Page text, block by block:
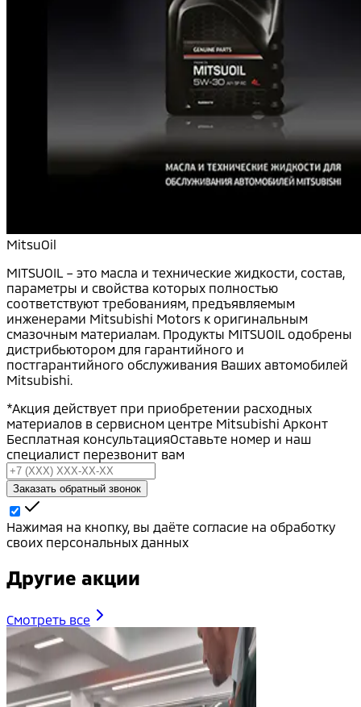
MitsuOil
MITSUOIL – это масла и технические жидкости, состав,
параметры и свойства которых полностью
соответствуют требованиям, предъявляемым
инженерами Mitsubishi Motors к оригинальным
смазочным материалам. Продукты MITSUOIL одобрены
дистрибьютором для гарантийного и
постгарантийного обслуживания Ваших автомобилей
Mitsubishi.
*Акция действует при приобретении расходных
материалов в сервисном центре Mitsubishi Арконт
Бесплатная консультацияОставьте номер и наш
специалист перезвонит вам
Заказать обратный звонок
Нажимая на кнопку, вы даёте согласие на обработку
своих персональных данных
Другие акции
Смотреть все